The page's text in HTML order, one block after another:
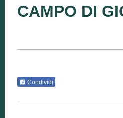
CAMPO DI
Condividi